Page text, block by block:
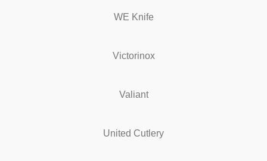
WE Knife
Victorinox
Valiant
United Cutlery